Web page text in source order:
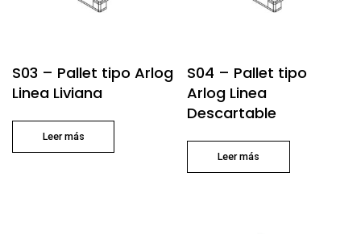
S03 – Pallet tipo Arlog
Linea Liviana
Leer más
S04 – Pallet tipo
Arlog Linea
Descartable
Leer más